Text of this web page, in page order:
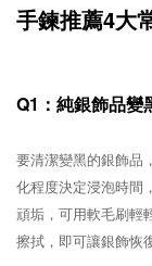
手鍊推薦4大
Q1：純銀飾品變
要清潔變黑的銀飾品
化程度決定浸泡時間
頑垢，可用軟毛刷輕
擦拭，即可讓銀飾恢